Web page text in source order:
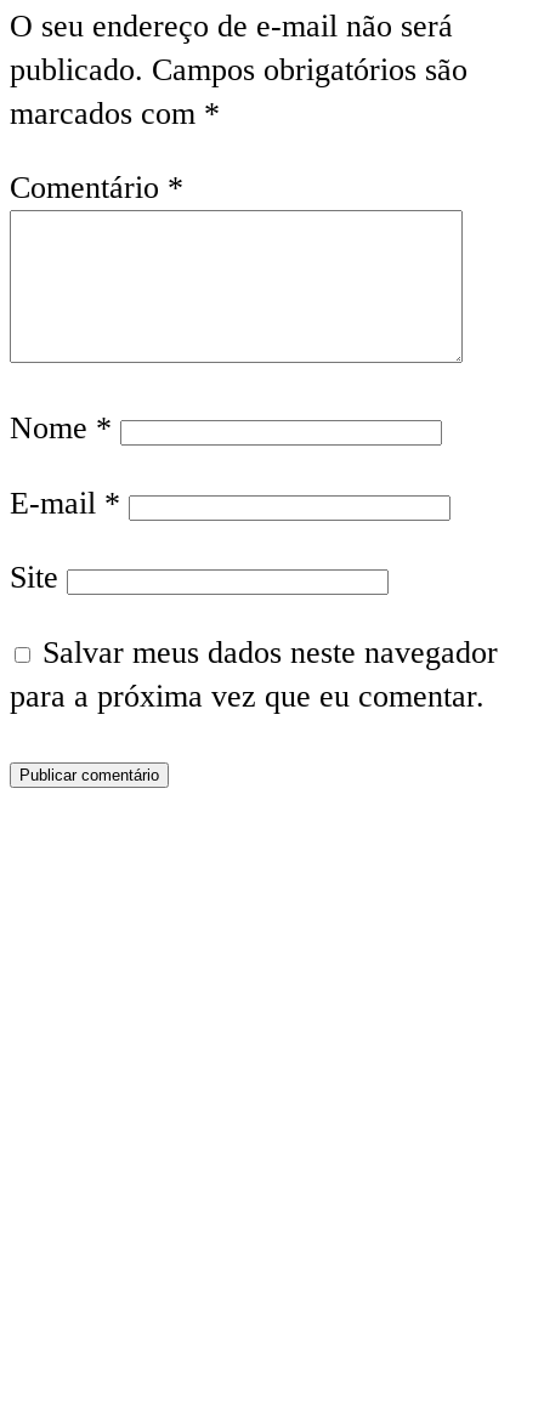
O seu endereço de e-mail não será
publicado. Campos obrigatórios são
marcados com *
Comentário *
Nome *
E-mail *
Site
Salvar meus dados neste navegador
para a próxima vez que eu comentar.